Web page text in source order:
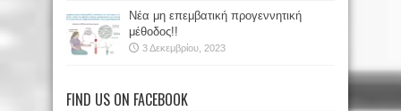
Νέα μη επεμβατική προγεννητική
μέθοδος!!
3 Δεκεμβρίου, 2023
FIND US ON FACEBOOK